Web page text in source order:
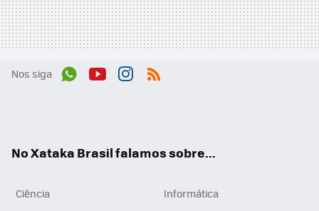
Nos siga
No Xataka Brasil falamos sobre...
Ciência
Informática